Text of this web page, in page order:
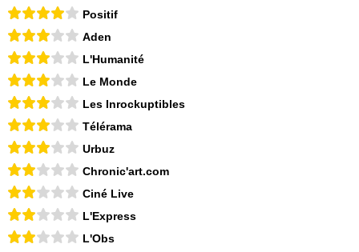
Positif
Aden
L'Humanité
Le Monde
Les Inrockuptibles
Télérama
Urbuz
Chronic'art.com
Ciné Live
L'Express
L'Obs